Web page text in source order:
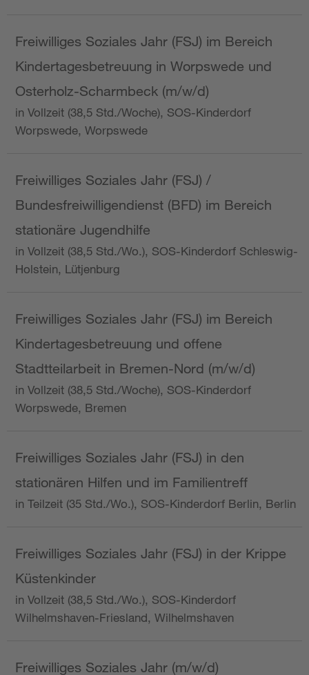
Freiwilliges Soziales Jahr (FSJ) im Bereich
Kindertagesbetreuung in Worpswede und
Osterholz-Scharmbeck (m/w/d)
in Vollzeit (38,5 Std./Woche), SOS-Kinderdorf
Worpswede, Worpswede
Freiwilliges Soziales Jahr (FSJ) /
Bundesfreiwilligendienst (BFD) im Bereich
stationäre Jugendhilfe
in Vollzeit (38,5 Std./Wo.), SOS-Kinderdorf Schleswig-
Holstein, Lütjenburg
Freiwilliges Soziales Jahr (FSJ) im Bereich
Kindertagesbetreuung und offene
Stadtteilarbeit in Bremen-Nord (m/w/d)
in Vollzeit (38,5 Std./Woche), SOS-Kinderdorf
Worpswede, Bremen
Freiwilliges Soziales Jahr (FSJ) in den
stationären Hilfen und im Familientreff
in Teilzeit (35 Std./Wo.), SOS-Kinderdorf Berlin, Berlin
Freiwilliges Soziales Jahr (FSJ) in der Krippe
Küstenkinder
in Vollzeit (38,5 Std./Wo.), SOS-Kinderdorf
Wilhelmshaven-Friesland, Wilhelmshaven
Freiwilliges Soziales Jahr (m/w/d)